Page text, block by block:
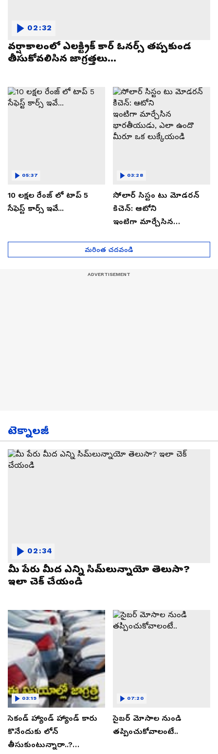
వర్షాకాలంలో ఎలక్ట్రిక్ కార్ ఓనర్స్ తప్పకుండ
తీసుకోవలిసిన జాగ్రత్తలు...
02:32
10 లక్షల రేంజ్ లో టాప్ 5
సేఫెస్ట్ కార్స్ ఇవే...
05:37
సోలార్ సిస్టం టు మోడరన్
కిచెన్: ఆటోని
ఇంటిగా మార్చేసిన
మీరూ ఒక లుక్కేయండి
03:28
మరింత చదవండి
టెక్నాలజీ
మీ పేరు మీద ఎన్ని సిమ్‌లున్నాయో తెలుసా?
ఇలా చెక్ చేయండి
02:34
సెకండ్ హ్యాండ్ హ్యాండ్ కారు
కొనేందుకు లోన్
తీసుకుంటున్నారా..?
03:19
సైబర్ మోసాల నుండి
తప్పించుకోవాలంటే..
07:20